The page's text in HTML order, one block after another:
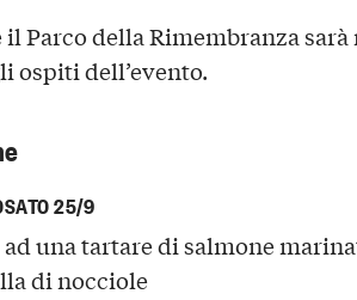
il Parco della Rimembranza sarà
ospiti dell’evento.
25/9
una tartare di salmone
di nocciole